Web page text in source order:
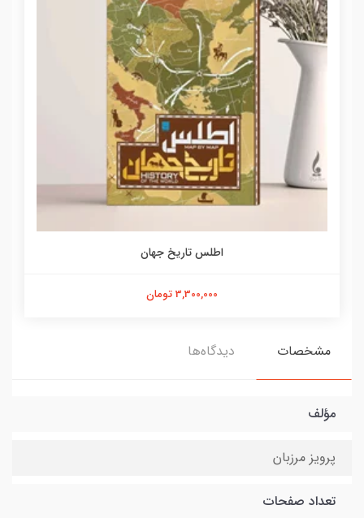
اطلس تاریخ جهان
3,300,000 تومان
مشخصات دیدگاه‌ها
مؤلف
پرویز مرزبان
تعداد صفحات